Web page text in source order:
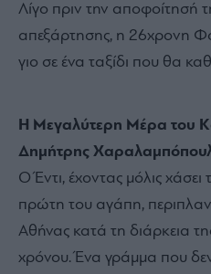
Λίγο πριν την αποφοίτησή
απεξάρτησης, η 26χρονη
γιο σε ένα ταξίδι που θα
Η Μεγαλύτερη Μέρα του
Δημήτρης
Ο Έντι, έχοντας μόλις χάσει
πρώτη του αγάπη,
Αθήνας κατά τη διάρκεια
χρόνου. Ένα γράμμα που